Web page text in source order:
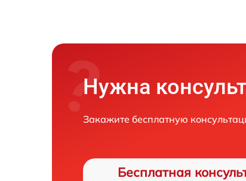
Нужна
Закажите бесплатную
Бесплатная